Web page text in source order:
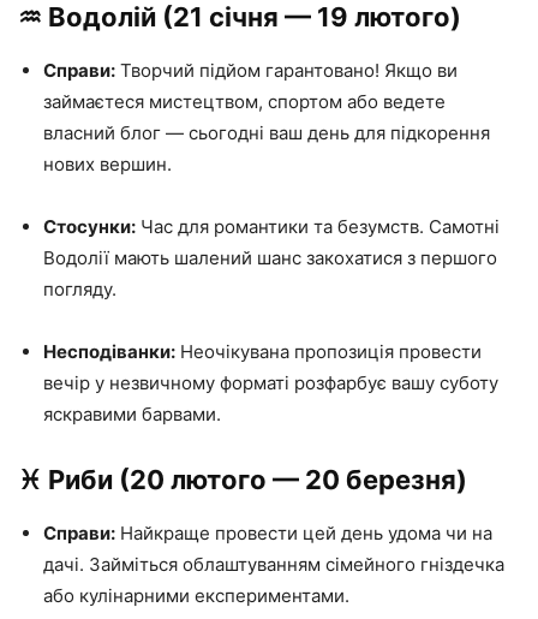
♒️ Водолій (21 січня — 19 лютого)
Справи: Творчий підйом гарантовано! Якщо ви
займаєтеся мистецтвом, спортом або ведете
власний блог — сьогодні ваш день для підкорення
нових вершин.
Стосунки: Час для романтики та безумств. Самотні
Водолії мають шалений шанс закохатися з першого
погляду.
Несподіванки: Неочікувана пропозиція провести
вечір у незвичному форматі розфарбує вашу суботу
яскравими барвами.
♓️ Риби (20 лютого — 20 березня)
Справи: Найкраще провести цей день удома чи на
дачі. Займіться облаштуванням сімейного гніздечка
або кулінарними експериментами.